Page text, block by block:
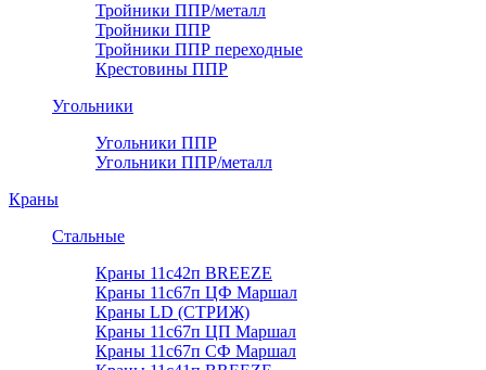
Тройники ППР/металл
Тройники ППР
Тройники ППР переходные
Крестовины ППР
Угольники
Угольники ППР
Угольники ППР/металл
Краны
Стальные
Краны 11с42п BREEZE
Краны 11с67п ЦФ Маршал
Краны LD (СТРИЖ)
Краны 11с67п ЦП Маршал
Краны 11с67п СФ Маршал